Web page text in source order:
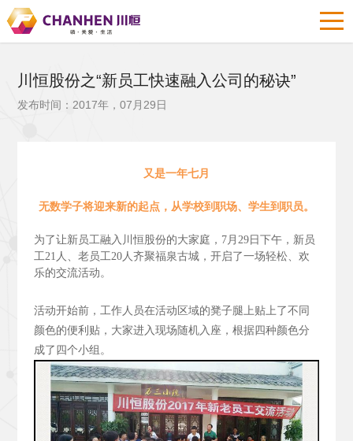
川恒股份之“新员工快速融入公司的秘诀”
发布时间：2017年，07月29日
又是一年七月
无数学子将迎来新的起点，从学校到职场、学生到职员。
为了让新员工融入川恒股份的大家庭，7月29日下午，新员
工21人、老员工20人齐聚福泉古城，开启了一场轻松、欢
乐的交流活动。
活动开始前，工作人员在活动区域的凳子腿上贴上了不同
颜色的便利贴，大家进入现场随机入座，根据四种颜色分
成了四个小组。